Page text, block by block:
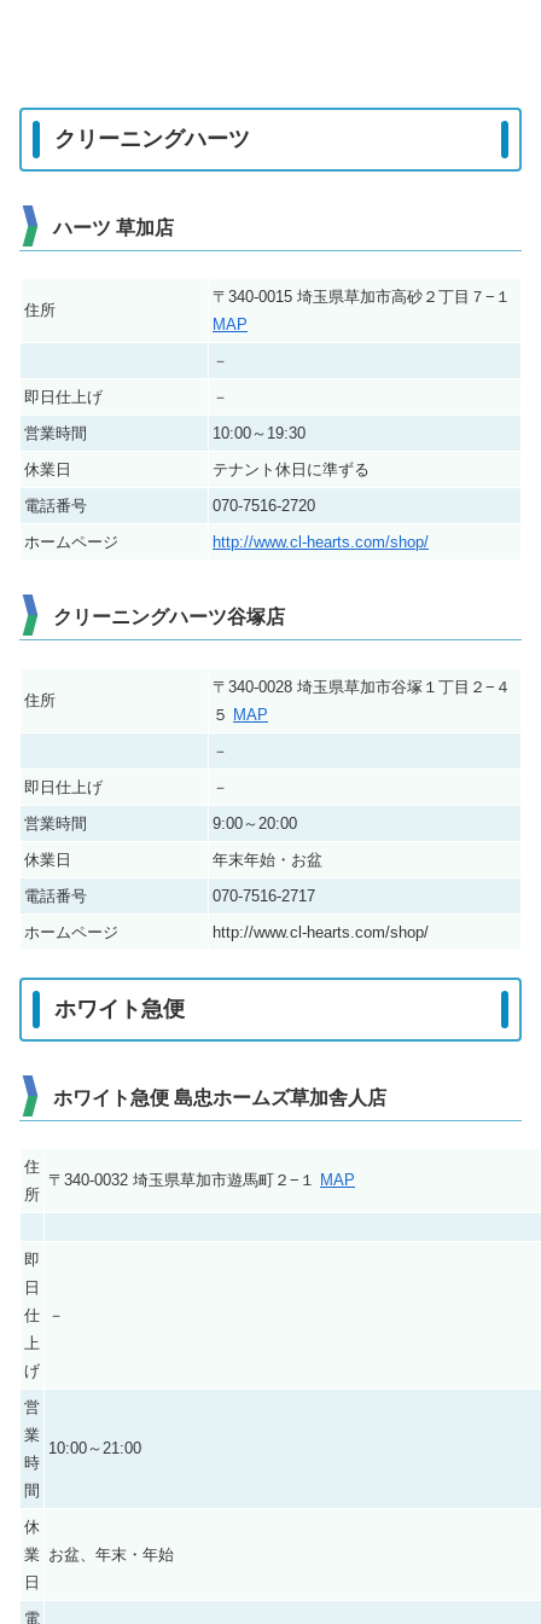
クリーニングハーツ
ハーツ 草加店
住所
〒340-0015 埼玉県草加市高砂２丁目７−１
MAP
－
即日仕上げ
－
営業時間
10:00～19:30
休業日
テナント休日に準ずる
電話番号
070-7516-2720
ホームページ
http://www.cl-hearts.com/shop/
クリーニングハーツ谷塚店
住所
〒340-0028 埼玉県草加市谷塚１丁目２−４
５ MAP
－
即日仕上げ
－
営業時間
9:00～20:00
休業日
年末年始・お盆
電話番号
070-7516-2717
ホームページ
http://www.cl-hearts.com/shop/
ホワイト急便
ホワイト急便 島忠ホームズ草加舎人店
住
所
〒340-0032 埼玉県草加市遊馬町２−１ MAP
即
日
仕
上
げ
－
営
業
時
間
10:00～21:00
休
業
日
お盆、年末・年始
電